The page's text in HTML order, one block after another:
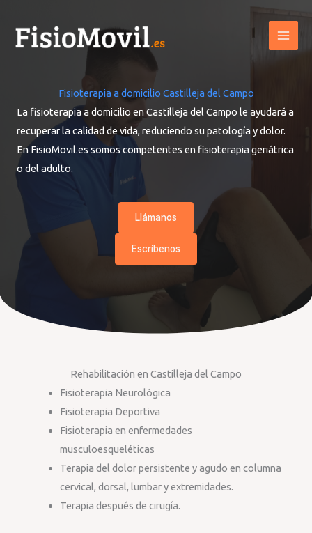
contenido
Fisioterapia a domicilio Castilleja del Campo
La fisioterapia a domicilio en Castilleja del Campo le ayudará a
recuperar la calidad de vida, reduciendo su patología y dolor.
En FisioMovil.es somos competentes en fisioterapia geriátrica
o del adulto.
Llámanos
Escríbenos
Rehabilitación en Castilleja del Campo
Fisioterapia Neurológica
Fisioterapia Deportiva
Fisioterapia en enfermedades
musculoesqueléticas
Terapia del dolor persistente y agudo en columna
cervical, dorsal, lumbar y extremidades.
Terapia después de cirugía.